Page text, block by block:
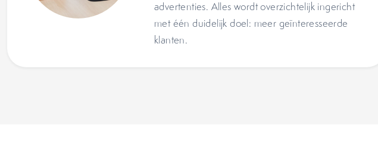
advertenties. Alles wordt overzichtelijk ingericht
met één duidelijk doel: meer geïnteresseerde
klanten.